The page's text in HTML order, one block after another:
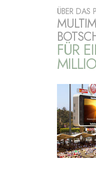
ÜBER DAS
FÜR